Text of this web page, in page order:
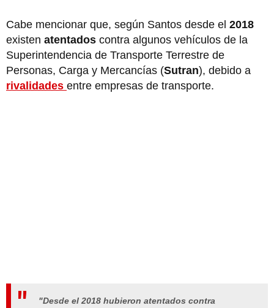
Cabe mencionar que, según Santos desde el 2018
existen atentados contra algunos vehículos de la
Superintendencia de Transporte Terrestre de
Personas, Carga y Mercancías (Sutran), debido a
rivalidades entre empresas de transporte.
"Desde el 2018 hubieron atentados contra